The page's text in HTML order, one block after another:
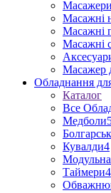
Масажні
Масажні
Масажні
Масажер
Обладнання
Каталог
Все
Медболи
Кувалди4
Модульна
Таймери4